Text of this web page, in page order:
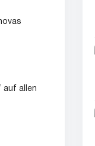
auf allen